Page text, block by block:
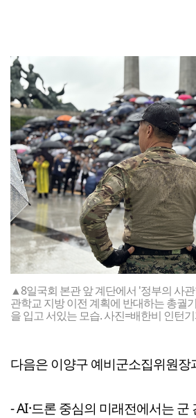
▲8일국회 본관 앞 계단에서 '정부의 사
관학교 지방 이전 계획에 반대하는 총궐
을 입고 서있는 모습. 사진=배한비 인턴
다음은 이양구 예비군소집위원장
- AI·드론 중심의 미래전에서는 군